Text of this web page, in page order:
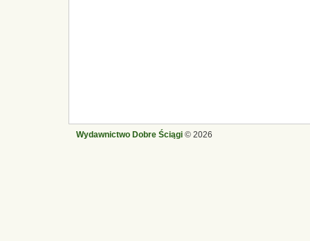
Wydawnictwo Dobre Ściągi © 2026